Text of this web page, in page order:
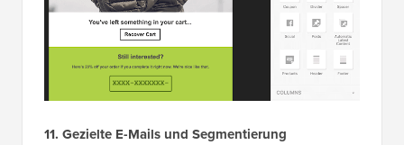
11. Gezielte E-Mails und Segmentierung